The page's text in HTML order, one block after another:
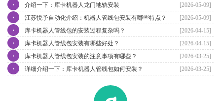
[2026-05-09]
介绍一下：库卡机器人龙门地轨安装
›
[2026-05-09]
江苏悦予自动化介绍：机器人管线包安装有哪些特点？
›
[2026-04-15]
库卡机器人管线包的安装过程复杂吗？
›
[2026-04-15]
库卡机器人管线包安装有哪些好处？
›
[2026-03-25]
库卡机器人管线包安装的注意事项有哪些？
›
[2026-03-25]
详细介绍一下：库卡机器人管线包如何安装？
›